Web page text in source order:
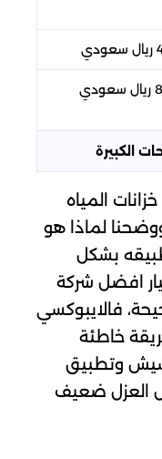
الكبيرة
المياه
لماذا هو
بشكل
افضل شركة
فالايبوكسي
خاطئة
وتطبيق
العزل ضعيف